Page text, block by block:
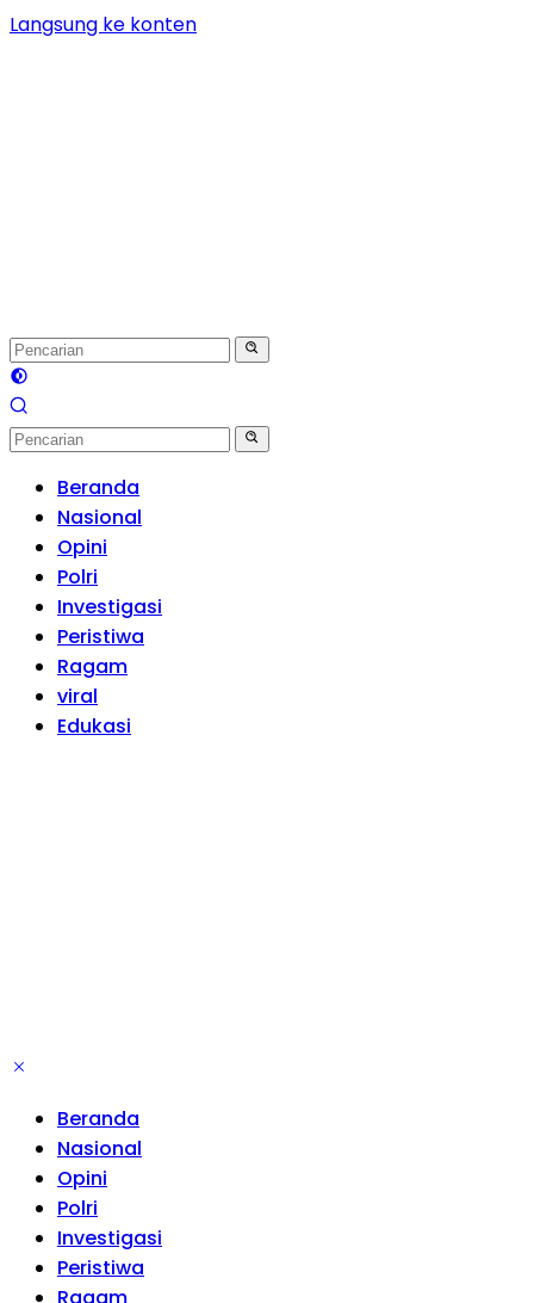
Langsung ke konten
Beranda
Nasional
Opini
Polri
Investigasi
Peristiwa
Ragam
viral
Edukasi
Beranda
Nasional
Opini
Polri
Investigasi
Peristiwa